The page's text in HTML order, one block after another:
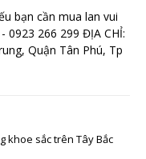
bạn cần mua lan vui
0923 266 299 ĐỊA CHỈ:
Quận Tân Phú, Tp
khoe sắc trên Tây Bắc